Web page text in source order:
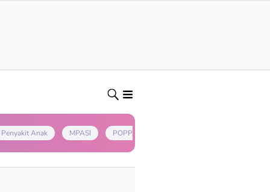
Penyakit Anak MPASI POPPAPA